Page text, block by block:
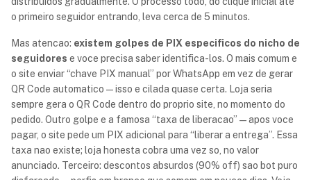
o primeiro seguidor entrando, leva cerca de 5 minutos.
Mas atencao: existem golpes de PIX especificos do nicho de
seguidores e voce precisa saber identifica-los. O mais comum e
o site enviar “chave PIX manual” por WhatsApp em vez de gerar
QR Code automatico — isso e cilada quase certa. Loja seria
sempre gera o QR Code dentro do proprio site, no momento do
pedido. Outro golpe e a famosa “taxa de liberacao” — apos voce
pagar, o site pede um PIX adicional para “liberar a entrega”. Essa
taxa nao existe; loja honesta cobra uma vez so, no valor
anunciado. Terceiro: descontos absurdos (90% off) sao bot puro